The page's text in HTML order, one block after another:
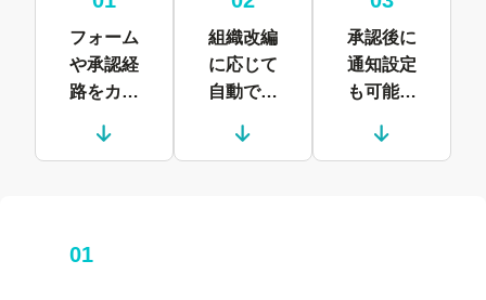
フォーム
や承認経
路をカン
定できる
組織改編
に応じて
自動で経
新、メン
承認後に
通知設定
も可能、
たいだ連
01